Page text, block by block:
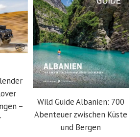
–
Wild Guide Albanien: 700
Abenteuer zwischen Küste
und Bergen